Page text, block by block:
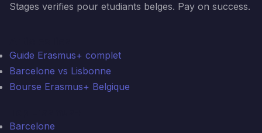
Stages verifies pour etudiants belges. Pay on success.
Guide Erasmus+ complet
Barcelone vs Lisbonne
Bourse Erasmus+ Belgique
Barcelone